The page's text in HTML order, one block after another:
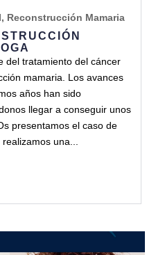
, Reconstrucción Mamaria
del tratamiento del cáncer
mamaria. Los avances
años han sido
llegar a conseguir unos
presentamos el caso de
una...